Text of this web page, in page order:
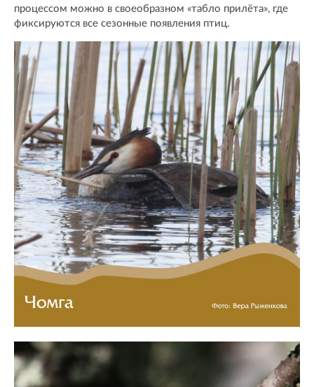
процессом можно в своеобразном «табло прилёта», где
фиксируются все сезонные появления птиц.